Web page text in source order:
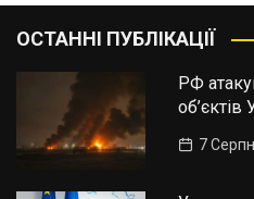
ОСТАННІ ПУБЛІКАЦІЇ
РФ
об’єктів
7